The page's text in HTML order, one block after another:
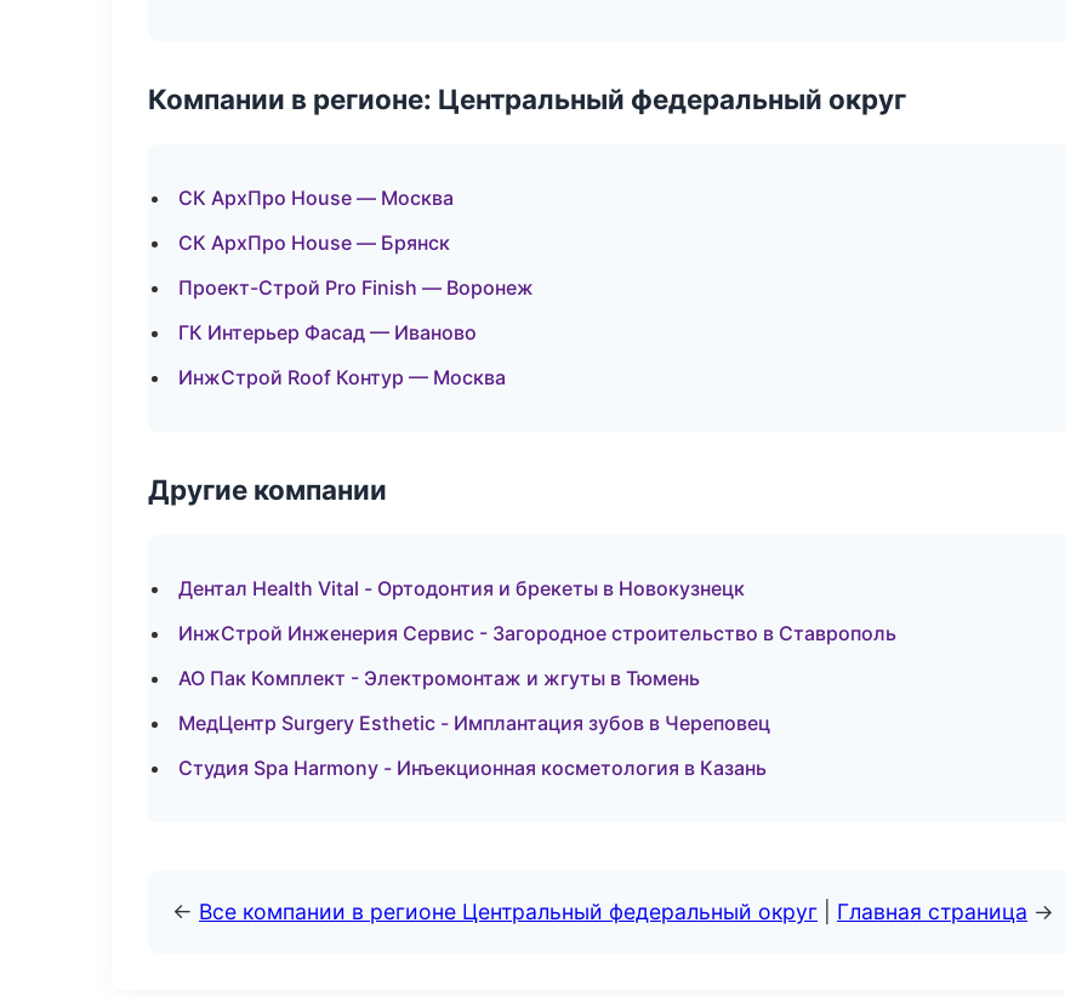
Компании в регионе: Центральный федеральный округ
СК АрхПро House — Москва
СК АрхПро House — Брянск
Проект-Строй Pro Finish — Воронеж
ГК Интерьер Фасад — Иваново
ИнжСтрой Roof Контур — Москва
Другие компании
Дентал Health Vital - Ортодонтия и брекеты в Новокузнецк
ИнжСтрой Инженерия Сервис - Загородное строительство в Ставрополь
АО Пак Комплект - Электромонтаж и жгуты в Тюмень
МедЦентр Surgery Esthetic - Имплантация зубов в Череповец
Студия Spa Harmony - Инъекционная косметология в Казань
← Все компании в регионе Центральный федеральный округ Главная страница →